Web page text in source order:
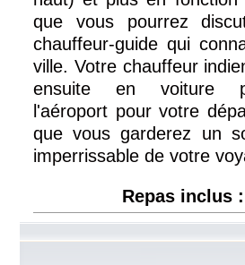
que vous pourrez
chauffeur-guide qui
ville. Votre chauffeur
ensuite en voiture
l'aéroport pour votre
que vous garderez un
imperrissable de votre
Repas inclus